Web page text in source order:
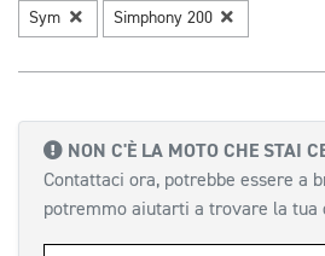
Sym Simphony 200
NON C'È LA MOTO CHE STAI
Contattaci ora, potrebbe essere a
potremmo aiutarti a trovare la tua